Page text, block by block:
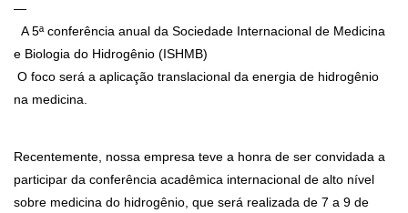
—
e Biologia do Hidrogênio (ISHMB)
O foco será a aplicação translacional da energia de hidrogênio
na medicina.
Recentemente, nossa empresa teve a honra de ser convidada a
participar da conferência acadêmica internacional de alto nível
sobre medicina do hidrogênio, que será realizada de 7 a 9 de